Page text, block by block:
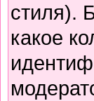
стиля).
какое